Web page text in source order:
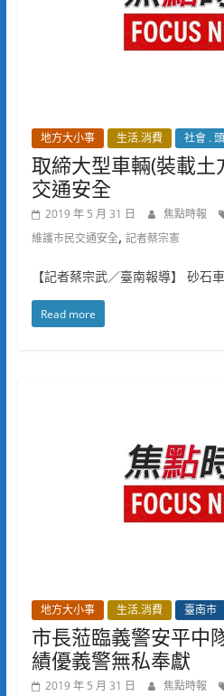
地方大小事 生活.消費 社會 .
取締大型車輛(裝載土
交通安全
2019 年 5 月 31 日 焦點時報
維護市民交通安全, 記者蔡宗憲
【記者蔡宗武／臺南報導】 砂石
Read more
地方大小事 生活.消費 臺南市
市長蒞臨義警安平中
績優義警無私奉獻
2019 年 5 月 31 日 焦點時報